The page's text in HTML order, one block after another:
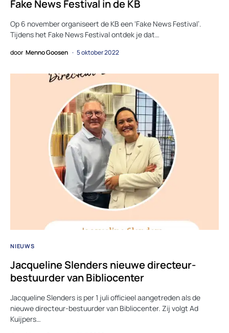
Fake News Festival in de KB
Op 6 november organiseert de KB een ‘Fake News Festival’.
Tijdens het Fake News Festival ontdek je dat…
door Menno Goosen 5 oktober 2022
NIEUWS
Jacqueline Slenders nieuwe directeur-
bestuurder van Bibliocenter
Jacqueline Slenders is per 1 juli officieel aangetreden als de
nieuwe directeur-bestuurder van Bibliocenter. Zij volgt Ad
Kuijpers…